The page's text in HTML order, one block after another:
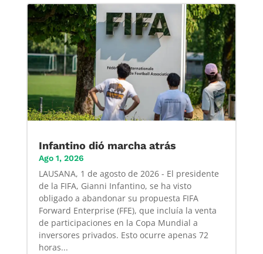
Infantino dió marcha atrás
Ago 1, 2026
LAUSANA, 1 de agosto de 2026 - El presidente
de la FIFA, Gianni Infantino, se ha visto
obligado a abandonar su propuesta FIFA
Forward Enterprise (FFE), que incluía la venta
de participaciones en la Copa Mundial a
inversores privados. Esto ocurre apenas 72
horas...